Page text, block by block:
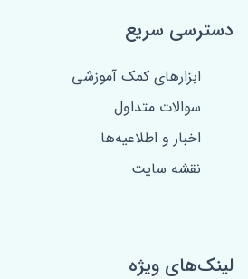
دسترسی سریع
ابزارهای کمک آموزشی
سوالات متداول
اخبار و اطلاعیه‌ها
نقشه سایت
لینک‌های ویژه